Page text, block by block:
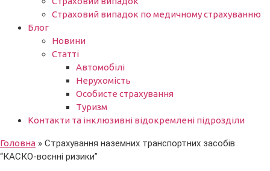
Страховий випадок по медичному страхуванню
Блог
Новини
Статті
Автомобілі
Нерухомість
Особисте страхування
Туризм
Контакти та інклюзивні відокремлені підрозділи
Головна » Страхування наземних транспортних засобів
“КАСКО-воєнні ризики”